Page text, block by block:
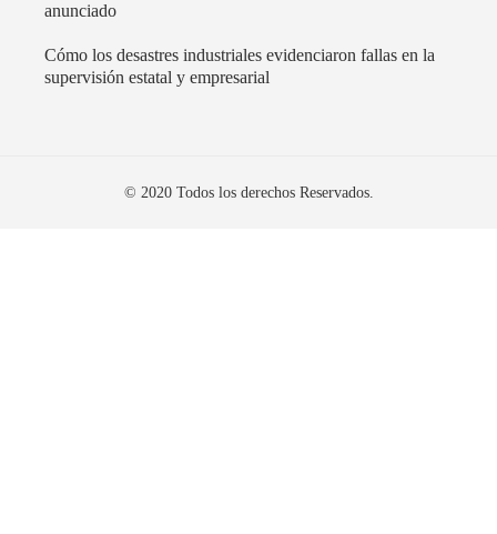
anunciado
Cómo los desastres industriales evidenciaron fallas en la
supervisión estatal y empresarial
© 2020 Todos los derechos Reservados.